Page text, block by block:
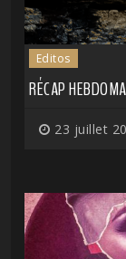
Editos
RÉCAP
23 juillet